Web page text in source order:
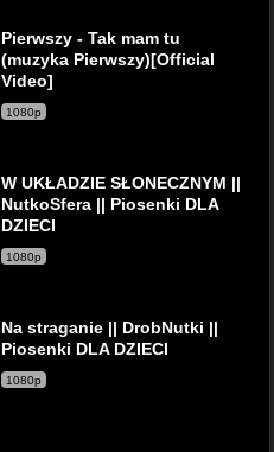
Pierwszy - Tak mam tu
(muzyka Pierwszy)[Official
Video]
1080p
W UKŁADZIE SŁONECZNYM ||
NutkoSfera || Piosenki DLA
DZIECI
1080p
Na straganie || DrobNutki ||
Piosenki DLA DZIECI
1080p